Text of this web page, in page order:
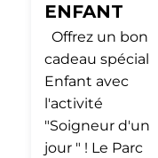
ENFANT
Offrez un bon
cadeau spécial
Enfant avec
l'activité
"Soigneur d'un
jour " ! Le Parc